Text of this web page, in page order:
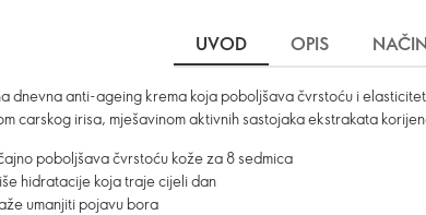
UVOD OPIS
dnevna anti-ageing krema koja poboljšava čvrstoću i
carskog irisa, mješavinom aktivnih sastojaka ekstrakata
poboljšava čvrstoću kože za 8 sedmica
hidratacije koja traje cijeli dan
umanjiti pojavu bora